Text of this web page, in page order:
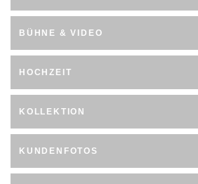
BÜHNE & VIDEO
HOCHZEIT
KOLLEKTION
KUNDENFOTOS